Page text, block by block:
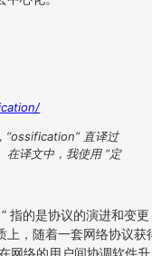
“ossification” 直译过
在译文中，我使用 “定
指的是协议的演进和变更
上，随着一套网络协议获
网络的用户间协调软件升